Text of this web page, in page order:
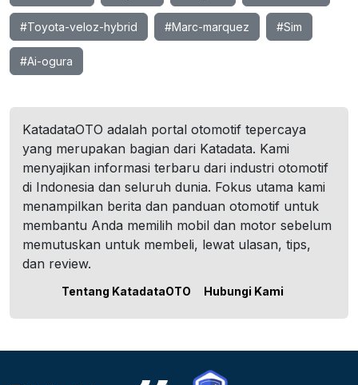
#Toyota-veloz-hybrid #Marc-marquez #Sim
#Ai-ogura
KatadataOTO adalah portal otomotif tepercaya
yang merupakan bagian dari Katadata. Kami
menyajikan informasi terbaru dari industri otomotif
di Indonesia dan seluruh dunia. Fokus utama kami
menampilkan berita dan panduan otomotif untuk
membantu Anda memilih mobil dan motor sebelum
memutuskan untuk membeli, lewat ulasan, tips,
dan review.
Tentang KatadataOTO Hubungi Kami